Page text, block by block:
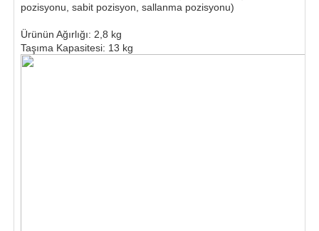
pozisyonu, sabit pozisyon, sallanma pozisyonu)
Ürünün Ağırlığı: 2,8 kg
Taşıma Kapasitesi: 13 kg